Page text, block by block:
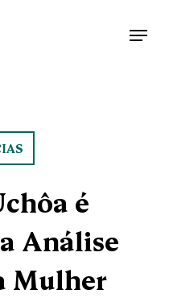
é
Análise
Mulher